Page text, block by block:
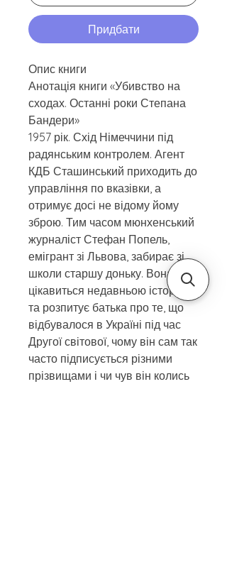
Придбати
Опис книги
Анотація книги «Убивство на
сходах. Останні роки Степана
Бандери»
1957 рік. Схід Німеччини під
радянським контролем. Агент
КДБ Сташинський приходить до
управління по вказівки, а
отримує досі не відому йому
зброю. Тим часом мюнхенський
журналіст Стефан Попель,
емігрант зі Львова, забирає зі
школи старшу доньку. Вона
цікавиться недавньою історією
та розпитує батька про те, що
відбувалося в Україні під час
Другої світової, чому він сам так
часто підписується різними
прізвищами і чи чув він колись